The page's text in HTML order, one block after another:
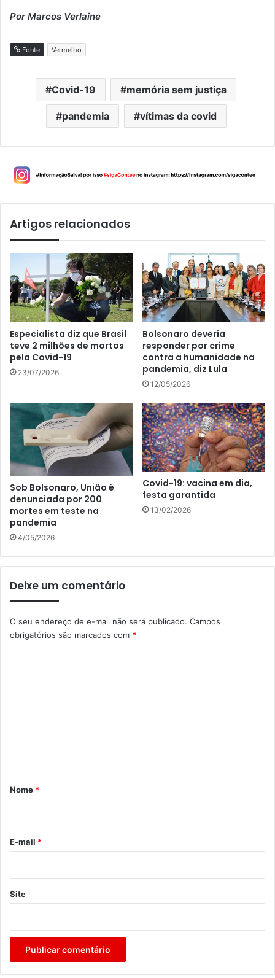
Por Marcos Verlaine
Fonte Vermelho
Covid-19 memória sem justiça
pandemia vítimas da covid
Artigos relacionados
Especialista diz que Brasil
teve 2 milhões de mortos
pela Covid-19
23/07/2026
Bolsonaro deveria
responder por crime
contra a humanidade na
pandemia, diz Lula
12/05/2026
Sob Bolsonaro, União é
denunciada por 200
mortes em teste na
pandemia
4/05/2026
Covid-19: vacina em dia,
festa garantida
13/02/2026
Deixe um comentário
O seu endereço de e-mail não será publicado. Campos
obrigatórios são marcados com *
r
*
Nome *
E-mail *
Site